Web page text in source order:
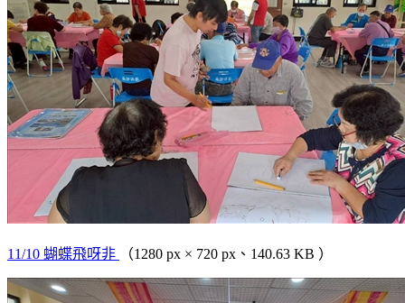
11/10 蝴蝶飛呀非 （1280 px × 720 px、140.63 KB ）